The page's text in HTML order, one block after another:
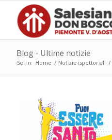
Blog - Ultime notizie
Sei in: Home / Notizie ispettoriali /